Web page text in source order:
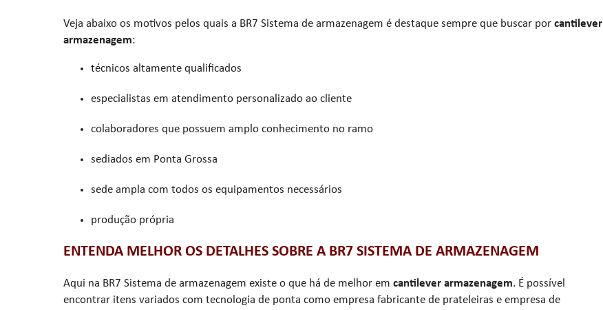
Veja abaixo os motivos pelos quais a BR7 Sistema de armazenagem é destaque sempre que buscar por cantilever
armazenagem:
técnicos altamente qualificados
especialistas em atendimento personalizado ao cliente
colaboradores que possuem amplo conhecimento no ramo
sediados em Ponta Grossa
sede ampla com todos os equipamentos necessários
produção própria
ENTENDA MELHOR OS DETALHES SOBRE A BR7 SISTEMA DE ARMAZENAGEM
Aqui na BR7 Sistema de armazenagem existe o que há de melhor em cantilever armazenagem. É possível
encontrar itens variados com tecnologia de ponta como empresa fabricante de prateleiras e empresa de